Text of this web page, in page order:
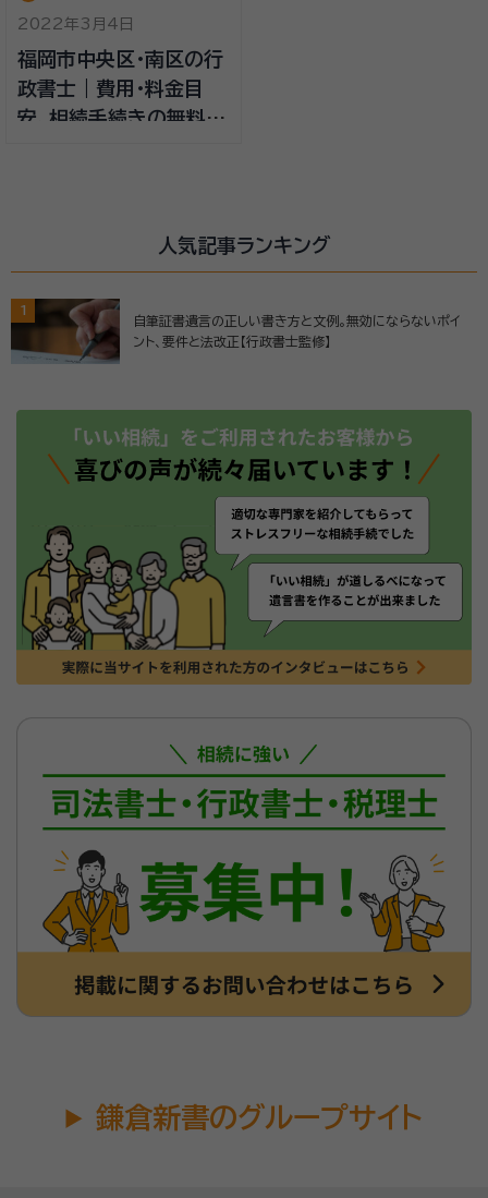
2022年3月4日
福岡市中央区・南区の行
政書士｜費用・料金目
安、相続手続きの無料相
人気記事ランキング
1
自筆証書遺言の正しい書き方と文例。無効にならないポイ
ント、要件と法改正【行政書士監修】
鎌倉新書のグループサイト